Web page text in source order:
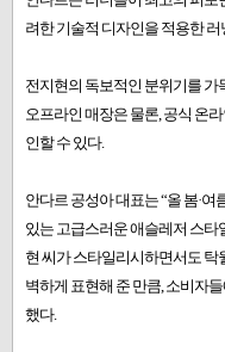
려한 기술적 디자인을 적용한
전지현의 독보적인 분위기를 가
오프라인 매장은 물론, 공식 온
인할 수 있다.
안다르 공성아 대표는 “올 봄·
있는 고급스러운 애슬레저 스타
현 씨가 스타일리시하면서도 탁
벽하게 표현해 준 만큼, 소비자
했다.